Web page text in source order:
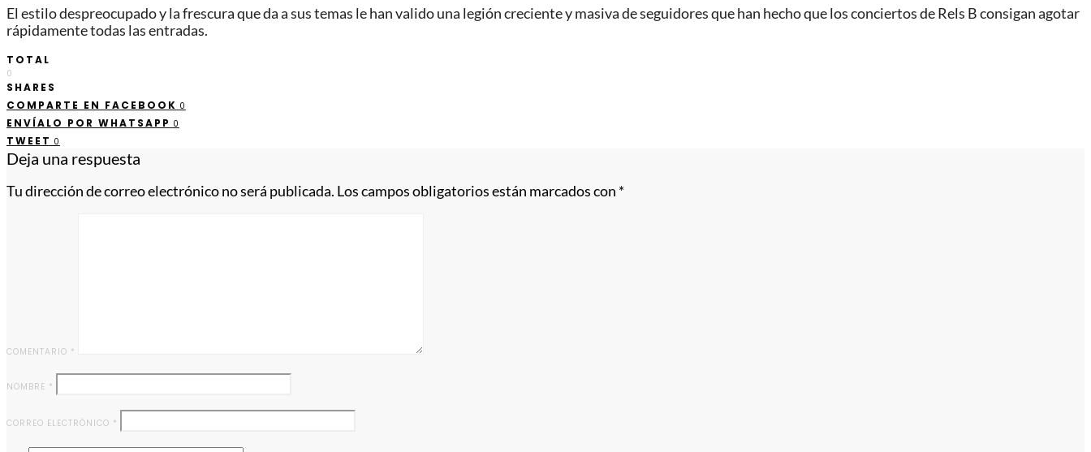
El estilo despreocupado y la frescura que da a sus temas le han valido una legión creciente y masiva de seguidores que han hecho que los conciertos de Rels B consigan agotar
rápidamente todas las entradas.
TOTAL
0
SHARES
COMPARTE EN FACEBOOK 0
ENVÍALO POR WHATSAPP 0
TWEET 0
Deja una respuesta
Tu dirección de correo electrónico no será publicada. Los campos obligatorios están marcados con *
COMENTARIO *
NOMBRE *
CORREO ELECTRÓNICO *